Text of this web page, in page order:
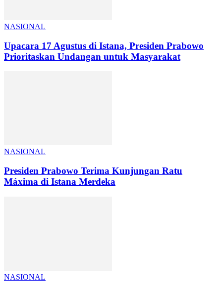
NASIONAL
Upacara 17 Agustus di Istana, Presiden Prabowo
Prioritaskan Undangan untuk Masyarakat
NASIONAL
Presiden Prabowo Terima Kunjungan Ratu
Máxima di Istana Merdeka
NASIONAL